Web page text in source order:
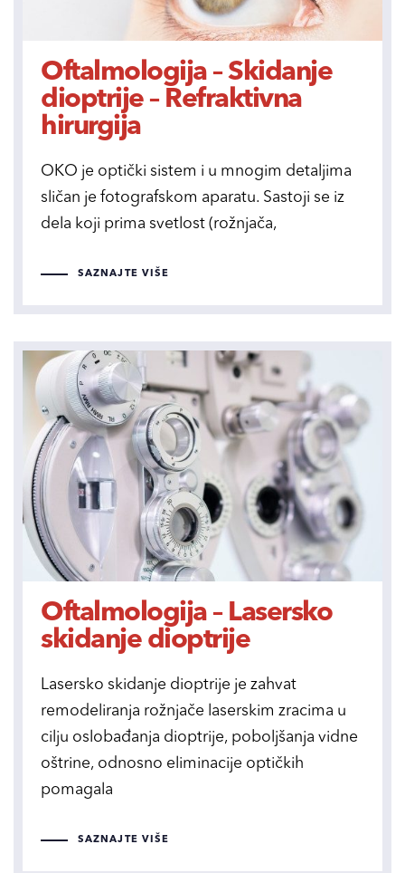
Oftalmologija – Skidanje
dioptrije – Refraktivna
hirurgija
OKO je optički sistem i u mnogim detaljima
sličan je fotografskom aparatu. Sastoji se iz
dela koji prima svetlost (rožnjača,
SAZNAJTE VIŠE
Oftalmologija – Lasersko
skidanje dioptrije
Lasersko skidanje dioptrije je zahvat
remodeliranja rožnjače laserskim zracima u
cilju oslobađanja dioptrije, poboljšanja vidne
oštrine, odnosno eliminacije optičkih
pomagala
SAZNAJTE VIŠE